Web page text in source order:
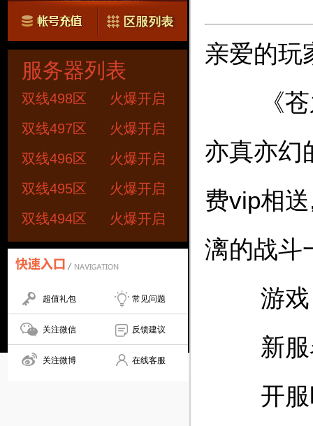
服务器列表
双线498区
火爆开启
双线497区
火爆开启
双线496区
火爆开启
双线495区
火爆开启
双线494区
火爆开启
超值礼包 常见问题
关注微信 反馈建议
关注微博 在线客服
亲爱的玩
《苍之
亦真亦幻
费vip相
漓的战斗
游戏
新服
开服